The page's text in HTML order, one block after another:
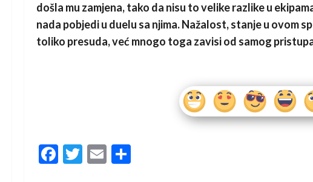
došla mu zamjena, tako da nisu to velike razlike u
nada pobjedi u duelu sa njima. Nažalost, stanje u ovom
toliko presuda, već mnogo toga zavisi od samog
Facebook
Twitter
Email